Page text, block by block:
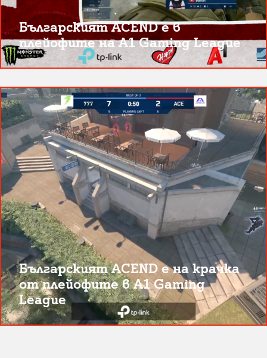
Българският ACEND е в
плейофите на A1 Gaming League
Българският ACEND е на крачка
от плейофите в A1 Gaming
League